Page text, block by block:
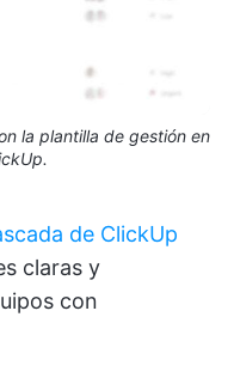
la plantilla de gestión en
de ClickUp
claras y
con